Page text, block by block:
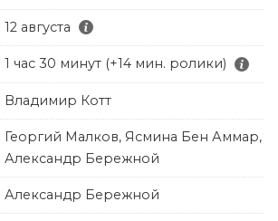
12 августа
1 час 30 минут (+14 мин. ролики)
Владимир Котт
Георгий Малков, Ясмина Бен Аммар,
Александр Бережной
Александр Бережной